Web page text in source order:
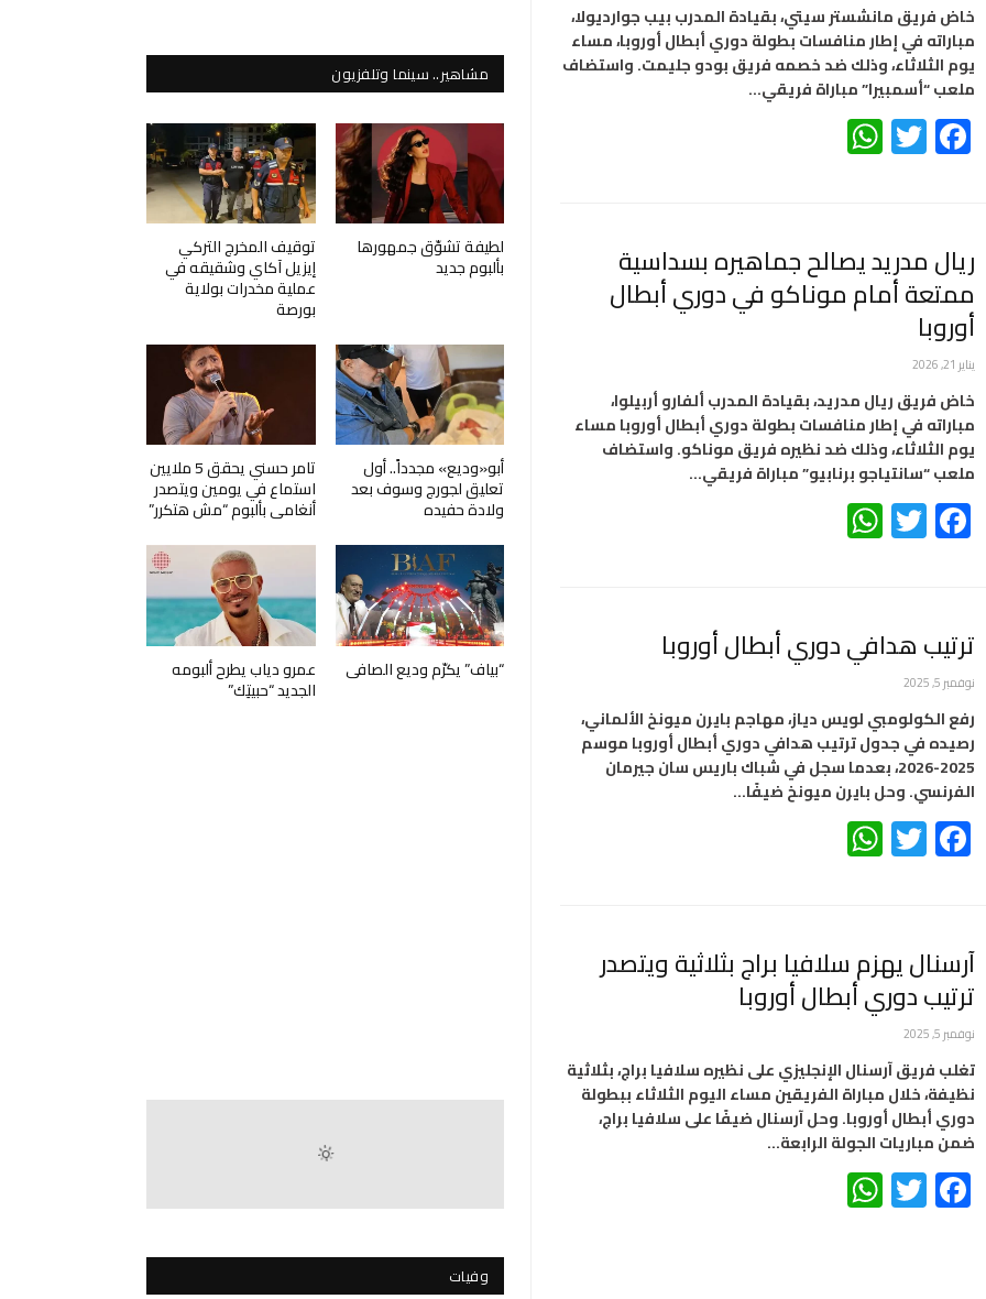
خاض فريق مانشستر سيتي، بقيادة المدرب بيب جوارديولا،
مباراته في إطار منافسات بطولة دوري أبطال أوروبا، مساء
يوم الثلاثاء، وذلك ضد خصمه فريق بودو جليمت. واستضاف
ملعب “أسمبيرا” مباراة فريقي…
Facebook
Twitter
ريال مدريد يصالح جماهيره بسداسية
ممتعة أمام موناكو في دوري أبطال
أوروبا
يناير 21, 2026
خاض فريق ريال مدريد، بقيادة المدرب ألفارو أربيلوا،
مباراته في إطار منافسات بطولة دوري أبطال أوروبا مساء
يوم الثلاثاء، وذلك ضد نظيره فريق موناكو. واستضاف
ملعب “سانتياجو برنابيو” مباراة فريقي…
Facebook
Twitter
ترتيب هدافي دوري أبطال أوروبا
نوفمبر 5, 2025
رفع الكولومبي لويس دياز، مهاجم بايرن ميونخ الألماني،
رصيده في جدول ترتيب هدافي دوري أبطال أوروبا موسم
2025-2026، بعدما سجل في شباك باريس سان جيرمان
الفرنسي. وحل بايرن ميونخ ضيفًا…
Facebook
Twitter
آرسنال يهزم سلافيا براج بثلاثية ويتصدر
ترتيب دوري أبطال أوروبا
نوفمبر 5, 2025
تغلب فريق آرسنال الإنجليزي على نظيره سلافيا براج، بثلاثية
نظيفة، خلال مباراة الفريقين مساء اليوم الثلاثاء ببطولة
دوري أبطال أوروبا. وحل آرسنال ضيفًا على سلافيا براج،
ضمن مباريات الجولة الرابعة…
Facebook
Twitter
مشاهير.. سينما وتلفزيون
لطيفة تشوّق جمهورها
بألبوم جديد
توقيف المخرج التركي
إيزيل آكاي وشقيقه في
عملية مخدرات بولاية
بورصة
أبو«وديع» مجدداً.. أول
تعليق لجورج وسوف بعد
ولادة حفيده
تامر حسني يحقق 5 ملايين
استماع في يومين ويتصدر
أنغامي بألبوم “مش هتكرر”
“بياف” يكرّم وديع الصافي عمرو دياب يطرح ألبومه
الجديد “حبيتِك”
وفيات